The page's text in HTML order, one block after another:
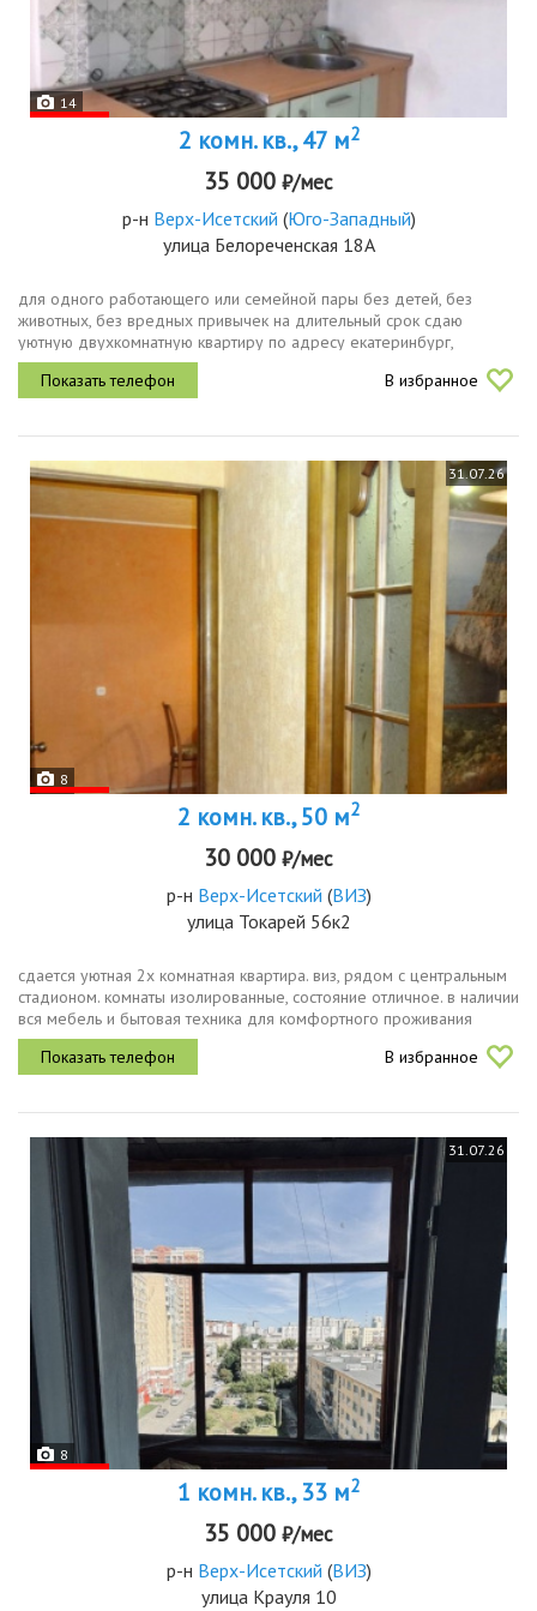
14
2 комн. кв., 47 м2
35 000 ₽/мес
р-н Верх-Исетский (Юго-Западный)
улица Белореченская 18А
для одного работающего или семейной пары без детей, без
животных, без вредных привычек на длительный срок сдаю
уютную двухкомнатную квартиру по адресу екатеринбург,
белореченская улица, 18а. квартира расположена на 4м этаже
10этажного кирпичного...
В избранное
31.07.26
8
2 комн. кв., 50 м2
30 000 ₽/мес
р-н Верх-Исетский (ВИЗ)
улица Токарей 56к2
сдается уютная 2х комнатная квартира. виз, рядом с центральным
стадионом. комнаты изолированные, состояние отличное. в наличии
вся мебель и бытовая техника для комфортного проживания
диван, шкафкупе зеркальный 4м, кухонный гарнитур, стиральная...
В избранное
31.07.26
8
1 комн. кв., 33 м2
35 000 ₽/мес
р-н Верх-Исетский (ВИЗ)
улица Крауля 10